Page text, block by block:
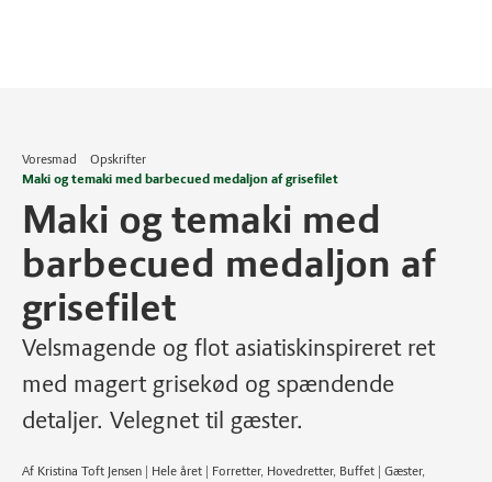
Voresmad
Opskrifter
Maki og temaki med barbecued medaljon af grisefilet
Maki og temaki med
barbecued medaljon af
grisefilet
Velsmagende og flot asiatiskinspireret ret
med magert grisekød og spændende
detaljer. Velegnet til gæster.
Af Kristina Toft Jensen | Hele året | Forretter, Hovedretter, Buffet | Gæster,